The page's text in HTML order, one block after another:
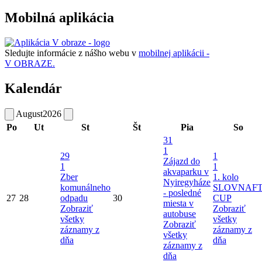
Mobilná aplikácia
Sledujte informácie z nášho webu v mobilnej aplikácii -
V OBRAZE.
Kalendár
August2026
Po
Ut St Št Pia So
27 28
29
1
Zber
komunálneho
odpadu
Zobraziť
všetky
záznamy z
dňa
30
31
1
Zájazd do
akvaparku v
Nyiregyháze
- posledné
miesta v
autobuse
Zobraziť
všetky
záznamy z
dňa
1
1
1. kolo
CUP
Zobraziť
všetky
záznamy z
dňa